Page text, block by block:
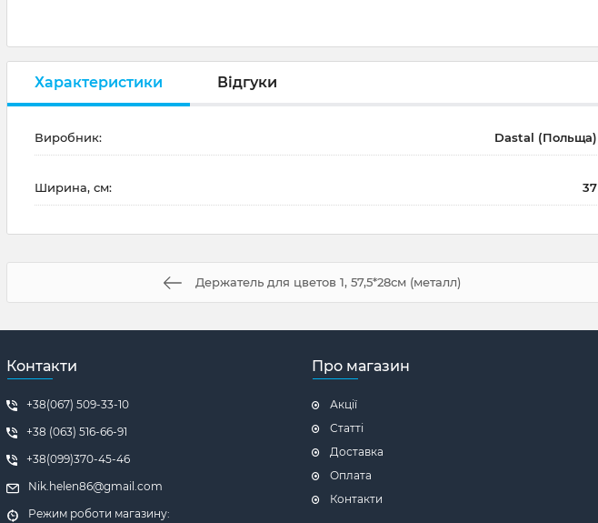
Характеристики Відгуки
Виробник: Dastal (Польща)
Ширина, см: 37
Держатель для цветов 1, 57,5*28см (металл)
Контакти
+38(067) 509-33-10
+38 (063) 516-66-91
+38(099)370-45-46
Nik.helen86@gmail.com
Режим роботи магазину:
Про магазин
Акції
Статті
Доставка
Оплата
Контакти